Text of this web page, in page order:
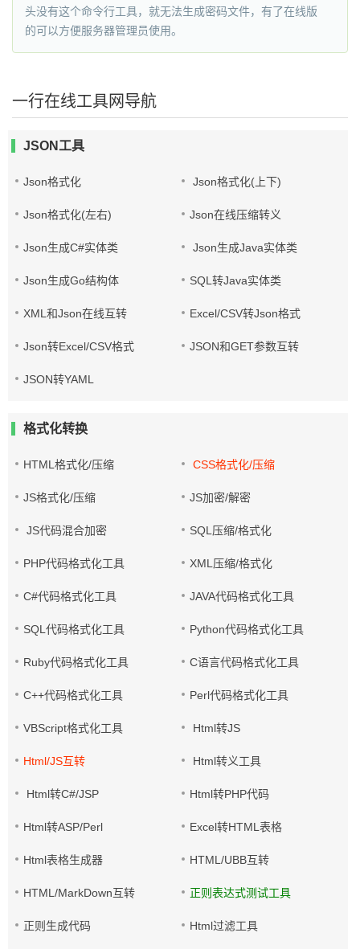
头没有这个命令行工具，就无法生成密码文件，有了在线版
的可以方便服务器管理员使用。
一行在线工具网导航
JSON工具
Json格式化 Json格式化(上下)
Json格式化(左右) Json在线压缩转义
Json生成C#实体类 Json生成Java实体类
Json生成Go结构体 SQL转Java实体类
XML和Json在线互转 Excel/CSV转Json格式
Json转Excel/CSV格式 JSON和GET参数互转
JSON转YAML
格式化转换
HTML格式化/压缩 CSS格式化/压缩
JS格式化/压缩 JS加密/解密
JS代码混合加密 SQL压缩/格式化
PHP代码格式化工具 XML压缩/格式化
C#代码格式化工具 JAVA代码格式化工具
SQL代码格式化工具 Python代码格式化工具
Ruby代码格式化工具 C语言代码格式化工具
C++代码格式化工具 Perl代码格式化工具
VBScript格式化工具 Html转JS
Html/JS互转 Html转义工具
Html转C#/JSP Html转PHP代码
Html转ASP/Perl Excel转HTML表格
Html表格生成器 HTML/UBB互转
HTML/MarkDown互转 正则表达式测试工具
正则生成代码 Html过滤工具